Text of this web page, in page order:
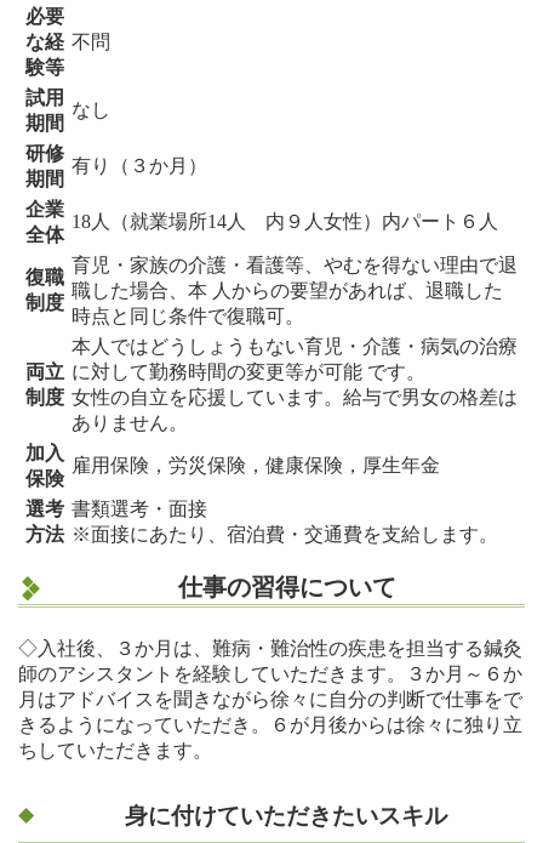
必要
な経
験等
不問
試用
期間
なし
研修
期間
有り（３か月）
企業
全体
18人（就業場所14人 内９人女性）内パート６人
復職
制度
育児・家族の介護・看護等、やむを得ない理由で退
職した場合、本 人からの要望があれば、退職した
時点と同じ条件で復職可。
両立
制度
本人ではどうしょうもない育児・介護・病気の治療
に対して勤務時間の変更等が可能 です。
女性の自立を応援しています。給与で男女の格差は
ありません。
加入
保険
雇用保険，労災保険，健康保険，厚生年金
選考
方法
書類選考・面接
※面接にあたり、宿泊費・交通費を支給します。
仕事の習得について
◇入社後、３か月は、難病・難治性の疾患を担当する鍼灸
師のアシスタントを経験していただきます。３か月～６か
月はアドバイスを聞きながら徐々に自分の判断で仕事をで
きるようになっていただき。６が月後からは徐々に独り立
ちしていただきます。
身に付けていただきたいスキル